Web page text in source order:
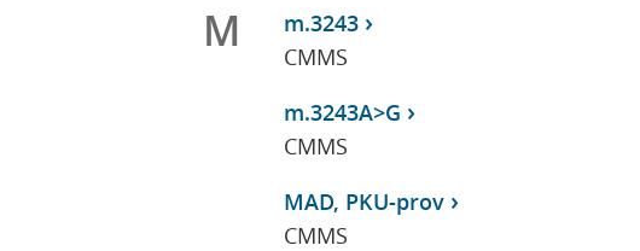
M
m.3243
CMMS
m.3243A>G
CMMS
MAD, PKU-prov
CMMS